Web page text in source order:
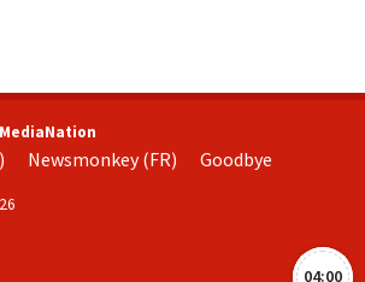
04:00
MediaNation
Newsmonkey (FR) Goodbye